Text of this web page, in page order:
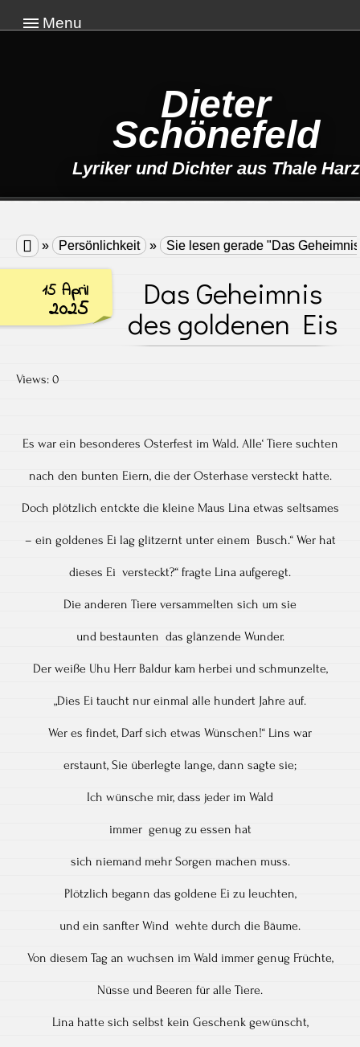
Menu
Dieter
Schönefeld
Lyriker und Dichter aus Thale Harz
 » Persönlichkeit » Sie lesen gerade "Das
15 April
2025
Das Geheimnis
des goldenen Eis
Views: 0
Es war ein besonderes Osterfest im Wald. Alle‘ Tiere suchten
nach den bunten Eiern, die der Osterhase versteckt hatte.
Doch plötzlich entckte die kleine Maus Lina etwas seltsames
– ein goldenes Ei lag glitzernt unter einem Busch.“ Wer hat
dieses Ei versteckt?“ fragte Lina aufgeregt.
Die anderen Tiere versammelten sich um sie
und bestaunten das glänzende Wunder.
Der weiße Uhu Herr Baldur kam herbei und schmunzelte,
„Dies Ei taucht nur einmal alle hundert Jahre auf.
Wer es findet, Darf sich etwas Wünschen!“ Lins war
erstaunt, Sie überlegte lange, dann sagte sie;
Ich wünsche mir, dass jeder im Wald
immer genug zu essen hat
sich niemand mehr Sorgen machen muss.
Plötzlich begann das goldene Ei zu leuchten,
und ein sanfter Wind wehte durch die Bäume.
Von diesem Tag an wuchsen im Wald immer genug Früchte,
Nüsse und Beeren für alle Tiere.
Lina hatte sich selbst kein Geschenk gewünscht,